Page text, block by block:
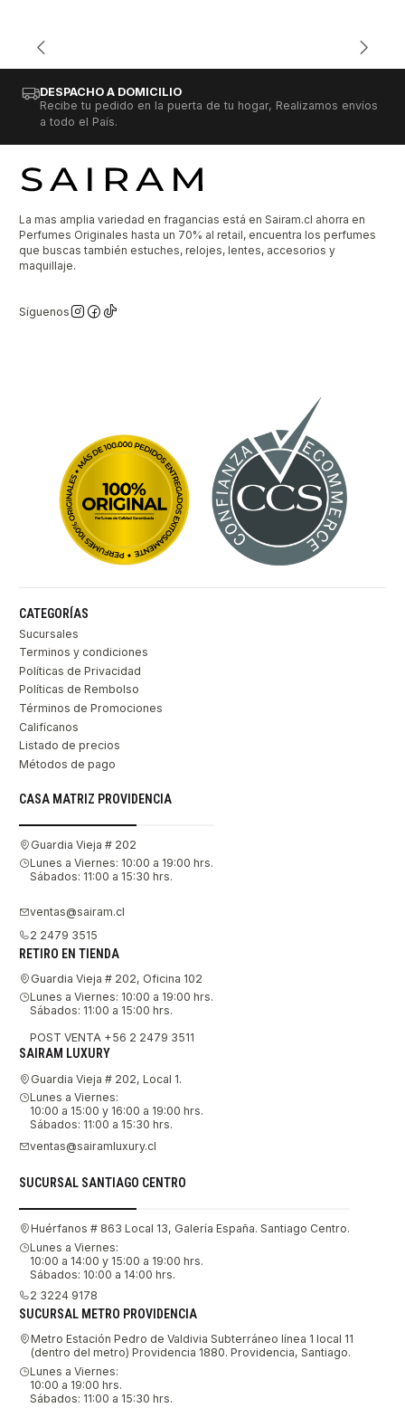
DESPACHO A DOMICILIO
Recibe tu pedido en la puerta de tu hogar, Realizamos envíos
a todo el País.
La mas amplia variedad en fragancias está en Sairam.cl ahorra en
Perfumes Originales hasta un 70% al retail, encuentra los perfumes
que buscas también estuches, relojes, lentes, accesorios y
maquillaje.
Síguenos
CATEGORÍAS
Sucursales
Terminos y condiciones
Políticas de Privacidad
Políticas de Rembolso
Términos de Promociones
Califícanos
Listado de precios
Métodos de pago
CASA MATRIZ PROVIDENCIA
Guardia Vieja # 202
Lunes a Viernes: 10:00 a 19:00 hrs.
Sábados: 11:00 a 15:30 hrs.
ventas@sairam.cl
2 2479 3515
RETIRO EN TIENDA
Guardia Vieja # 202, Oficina 102
Lunes a Viernes: 10:00 a 19:00 hrs.
Sábados: 11:00 a 15:00 hrs.
POST VENTA +56 2 2479 3511
SAIRAM LUXURY
Guardia Vieja # 202, Local 1.
Lunes a Viernes:
10:00 a 15:00 y 16:00 a 19:00 hrs.
Sábados: 11:00 a 15:30 hrs.
ventas@sairamluxury.cl
SUCURSAL SANTIAGO CENTRO
Huérfanos # 863 Local 13, Galería España. Santiago Centro.
Lunes a Viernes:
10:00 a 14:00 y 15:00 a 19:00 hrs.
Sábados: 10:00 a 14:00 hrs.
2 3224 9178
SUCURSAL METRO PROVIDENCIA
Metro Estación Pedro de Valdivia Subterráneo línea 1 local 11
(dentro del metro) Providencia 1880. Providencia, Santiago.
Lunes a Viernes:
10:00 a 19:00 hrs.
Sábados: 11:00 a 15:30 hrs.